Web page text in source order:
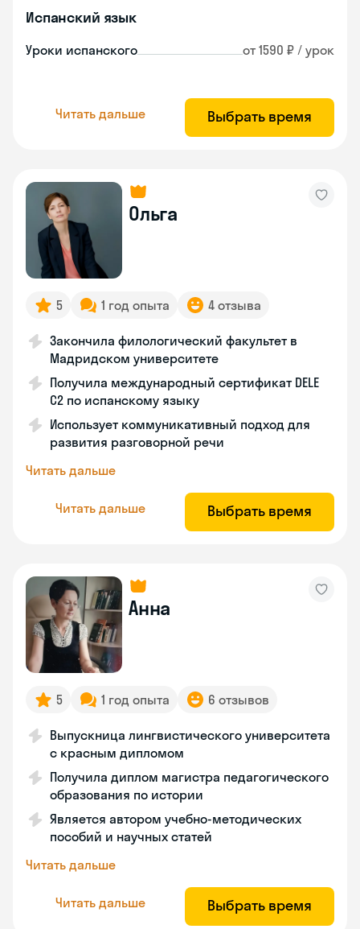
Испанский язык
Уроки испанского от 1590 ₽ / урок
Читать дальше Выбрать время
Ольга
5 1 год опыта 4 отзыва
Закончила филологический факультет в
Мадридском университете
Получила международный сертификат DELE
C2 по испанскому языку
Использует коммуникативный подход для
развития разговорной речи
Читать дальше
Читать дальше Выбрать время
Анна
5 1 год опыта 6 отзывов
Выпускница лингвистического университета
с красным дипломом
Получила диплом магистра педагогического
образования по истории
Является автором учебно-методических
пособий и научных статей
Читать дальше
Читать дальше Выбрать время